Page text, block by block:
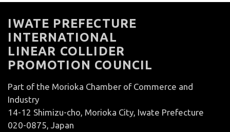
IWATE PREFECTURE
INTERNATIONAL
LINEAR COLLIDER
PROMOTION COUNCIL
Part of the Morioka Chamber of Commerce and
Industry
14-12 Shimizu-cho, Morioka City, Iwate Prefecture
020-0875, Japan